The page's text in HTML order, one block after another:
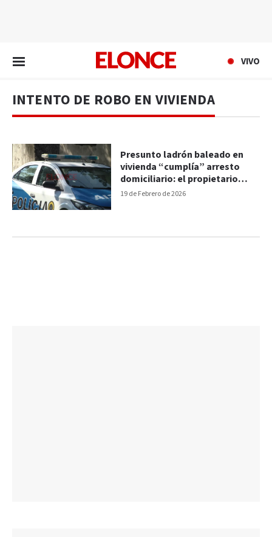
VIVO
INTENTO DE ROBO EN VIVIENDA
19 de Febrero de 2026
Presunto ladrón baleado en
vivienda “cumplía” arresto
domiciliario: el propietario
sería policía